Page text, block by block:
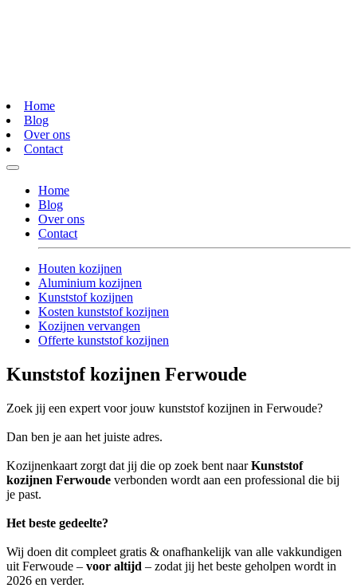
Home
Blog
Over ons
Contact
Home
Blog
Over ons
Contact
Houten kozijnen
Aluminium kozijnen
Kunststof kozijnen
Kosten kunststof kozijnen
Kozijnen vervangen
Offerte kunststof kozijnen
Kunststof kozijnen Ferwoude
Zoek jij een expert voor jouw kunststof kozijnen in Ferwoude?
Dan ben je aan het juiste adres.
Kozijnenkaart zorgt dat jij die op zoek bent naarKunststof
kozijnen Ferwoude verbonden wordt aan een professional die bij
je past.
Het beste gedeelte?
Wij doen dit compleet gratis & onafhankelijk van alle vakkundigen
uit Ferwoude – voor altijd – zodat jij het beste geholpen wordt in
2026 en verder.